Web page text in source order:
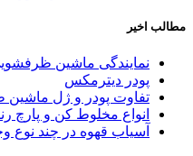
مطالب اخیر
نمایندگی ماشین
پودر دیترمکس
تفاوت پودر و ژل
انواع مخلوط کن و پارچ
آسیاب قهوه در چند نوع